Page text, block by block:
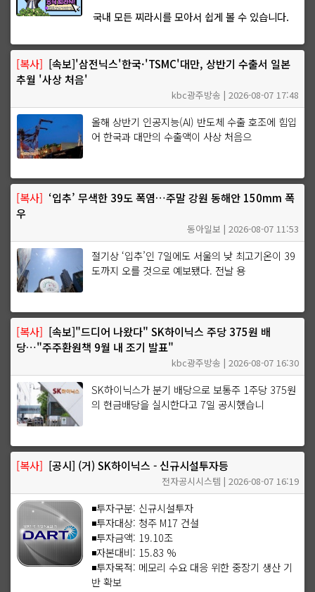
국내 모든 찌라시를 모아서 쉽게 볼 수 있습니다.
[복사] [속보]'삼전닉스'한국·'TSMC'대만, 상반기 수출서 일본
추월 '사상 처음'
kbc광주방송 | 2026-08-07 17:48
올해 상반기 인공지능(AI) 반도체 수출 호조에 힘입
어 한국과 대만의 수출액이 사상 처음으
[복사] ‘입추’ 무색한 39도 폭염…주말 강원 동해안 150mm 폭
우
동아일보 | 2026-08-07 11:53
절기상 ‘입추’인 7일에도 서울의 낮 최고기온이 39
도까지 오를 것으로 예보됐다. 전날 용
[복사] [속보]"드디어 나왔다" SK하이닉스 주당 375원 배
당…"주주환원책 9월 내 조기 발표"
kbc광주방송 | 2026-08-07 16:30
SK하이닉스가 분기 배당으로 보통주 1주당 375원
의 현금배당을 실시한다고 7일 공시했습니
[복사] [공시] (거) SK하이닉스 - 신규시설투자등
전자공시시스템 | 2026-08-07 16:19
◾투자구분: 신규시설투자
◾투자대상: 청주 M17 건설
◾투자금액: 19.10조
◾자본대비: 15.83 %
◾투자목적: 메모리 수요 대응 위한 중장기 생산 기
반 확보